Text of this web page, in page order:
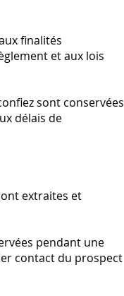
finalités
et aux lois
sont conservées
délais de
extraites et
pendant une
contact du prospect